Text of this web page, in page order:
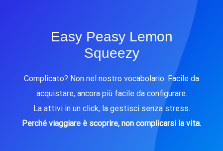
Easy Peasy Lemon
Squeezy
Complicato? Non nel nostro vocabolario. Facile da
acquistare, ancora più facile da configurare.
La attivi in un click, la gestisci senza stress.
Perché viaggiare è scoprire, non complicarsi la vita.